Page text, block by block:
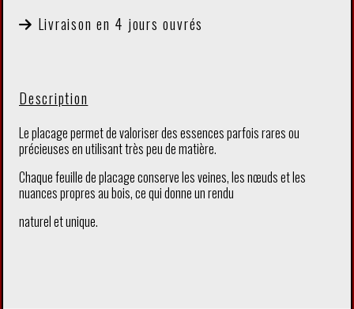
Livraison en 4 jours ouvrés
Description
Le placage permet de valoriser des essences parfois rares ou
précieuses en utilisant très peu de matière.
Chaque feuille de placage conserve les veines, les nœuds et les
nuances propres au bois, ce qui donne un rendu
naturel et unique.